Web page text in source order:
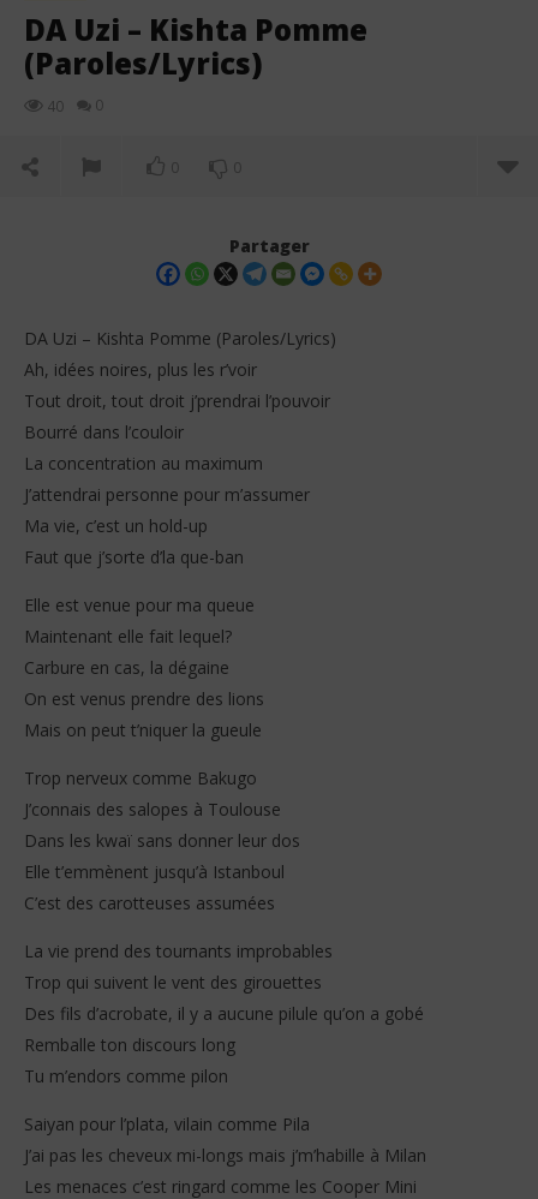
DA Uzi – Kishta Pomme
(Paroles/Lyrics)
40 0
0 0
NOW VIEWING
30
décembre
2025
Stone
Partager
DA Uzi – Kishta Pomme (Paroles/Lyrics)
Ah, idées noires, plus les r’voir
Tout droit, tout droit j’prendrai l’pouvoir
Bourré dans l’couloir
La concentration au maximum
J’attendrai personne pour m’assumer
Ma vie, c’est un hold-up
Faut que j’sorte d’la que-ban
Elle est venue pour ma queue
Maintenant elle fait lequel?
Carbure en cas, la dégaine
On est venus prendre des lions
Mais on peut t’niquer la gueule
Trop nerveux comme Bakugo
J’connais des salopes à Toulouse
Dans les kwaï sans donner leur dos
Elle t’emmènent jusqu’à Istanboul
C’est des carotteuses assumées
La vie prend des tournants improbables
Trop qui suivent le vent des girouettes
Des fils d’acrobate, il y a aucune pilule qu’on a gobé
Remballe ton discours long
Tu m’endors comme pilon
Saiyan pour l’plata, vilain comme Pila
J’ai pas les cheveux mi-longs mais j’m’habille à Milan
Les menaces c’est ringard comme les Cooper Mini